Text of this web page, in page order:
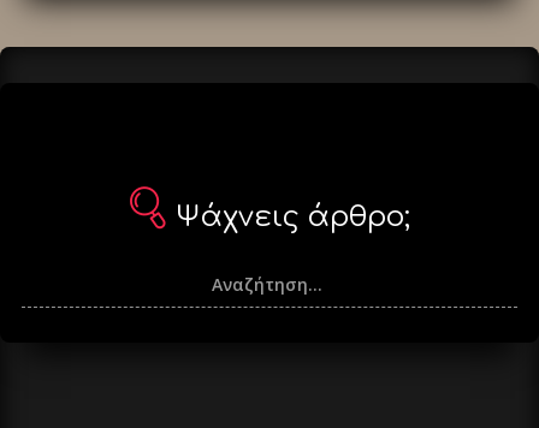
Ψάχνεις άρθρο;